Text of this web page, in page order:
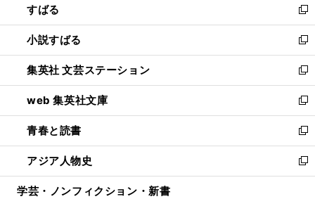
く
で
開
く
ド
ウ
で
開
く
すばる
新
し
い
ウ
ィ
ン
ド
ウ
で
開
く
小説すばる
新
し
い
ウ
ィ
ン
ド
ウ
で
開
集英社 文芸ステーション
新
し
い
ウ
ィ
ン
ド
ウ
web 集英社文庫
新
し
い
ウ
ィ
ン
青春と読書
新
し
い
ウ
アジア人物史
新
し
学芸・ノンフィクション・新書